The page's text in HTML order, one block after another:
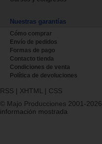
Nuestras garantías
Cómo comprar
Envío de pedidos
Formas de pago
Contacto tienda
Condiciones de venta
Política de devoluciones
RSS | XHTML | CSS
© Majo Producciones 2001-2026
información mostrada